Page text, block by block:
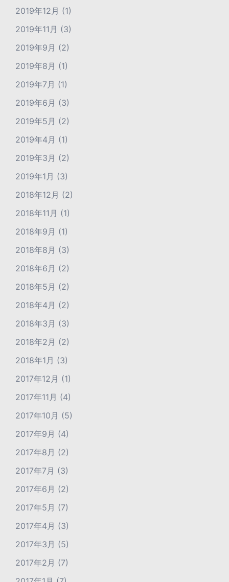
2019年12月 (1)
2019年11月 (3)
2019年9月 (2)
2019年8月 (1)
2019年7月 (1)
2019年6月 (3)
2019年5月 (2)
2019年4月 (1)
2019年3月 (2)
2019年1月 (3)
2018年12月 (2)
2018年11月 (1)
2018年9月 (1)
2018年8月 (3)
2018年6月 (2)
2018年5月 (2)
2018年4月 (2)
2018年3月 (3)
2018年2月 (2)
2018年1月 (3)
2017年12月 (1)
2017年11月 (4)
2017年10月 (5)
2017年9月 (4)
2017年8月 (2)
2017年7月 (3)
2017年6月 (2)
2017年5月 (7)
2017年4月 (3)
2017年3月 (5)
2017年2月 (7)